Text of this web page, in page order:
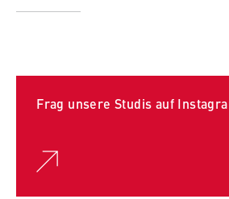
Frag unsere Studis auf